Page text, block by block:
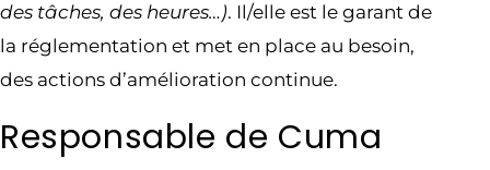
des tâches, des heures…). Il/elle est le garant de
la réglementation et met en place au besoin,
des actions d’amélioration continue.
Responsable de Cuma